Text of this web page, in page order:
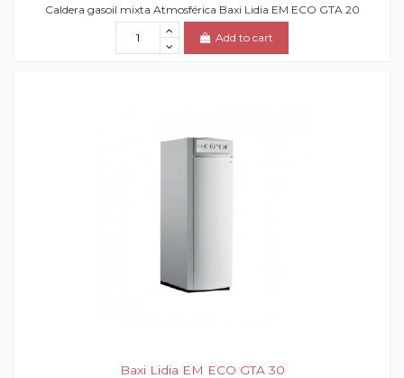
Caldera gasoil mixta Atmosférica Baxi Lidia EM ECO GTA 20
Add to cart
Baxi Lidia EM ECO GTA 30